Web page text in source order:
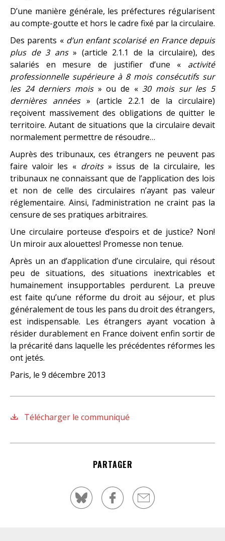
D’une manière générale, les préfectures régularisent
au compte-goutte et hors le cadre fixé par la circulaire.
Des parents « d’un enfant scolarisé en France depuis
plus de 3 ans» (article 2.1.1 de la circulaire), des
salariés en mesure de justifier d’une « activité
professionnelle supérieure à 8 mois consécutifs sur
les 24 derniers mois » ou de « 30 mois sur les 5
dernières années» (article 2.2.1 de la circulaire)
reçoivent massivement des obligations de quitter le
territoire. Autant de situations que la circulaire devait
normalement permettre de résoudre…
Auprès des tribunaux, ces étrangers ne peuvent pas
faire valoir les « droits» issus de la circulaire, les
tribunaux ne connaissant que de l’application des lois
et non de celle des circulaires n’ayant pas valeur
réglementaire. Ainsi, l’administration ne craint pas la
censure de ses pratiques arbitraires.
Une circulaire porteuse d’espoirs et de justice? Non!
Un miroir aux alouettes! Promesse non tenue.
Après un an d’application d’une circulaire, qui résout
peu de situations, des situations inextricables et
humainement insupportables perdurent. La preuve
est faite qu’une réforme du droit au séjour, et plus
généralement de tous les pans du droit des étrangers,
est indispensable. Les étrangers ayant vocation à
résider durablement en France doivent enfin sortir de
la précarité dans laquelle les précédentes réformes les
ont jetés.
Paris, le 9 décembre 2013
Télécharger le communiqué
PARTAGER